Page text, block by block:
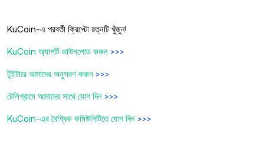
KuCoin-এ পরবর্তী ক্রিপ্টো রত্নটি খুঁজুন!
KuCoin অ্যাপটি ডাউনলোড করুন >>>
টুইটারে আমাদের অনুসরণ করুন >>>
টেলিগ্রামে আমাদের সাথে যোগ দিন >>>
KuCoin-এর বৈশ্বিক কমিউনিটিতে যোগ দিন >>>